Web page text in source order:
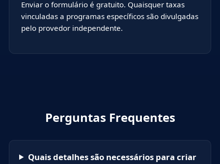
Enviar o formulário é gratuito. Quaisquer taxas
vinculadas a programas específicos são divulgadas
pelo provedor independente.
Perguntas Frequentes
Quais detalhes são necessários para criar